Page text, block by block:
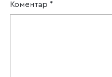
Коментар *